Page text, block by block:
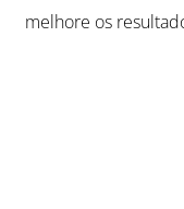
melhore os